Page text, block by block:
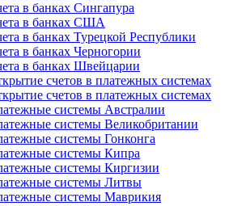
в банках Сингапура
в банках США
в банках Турецкой Республики
в банках Черногории
в банках Швейцарии
счетов в платежных системах
счетов в платежных системах
системы Австралии
системы Великобритании
системы Гонконга
системы Кипра
системы Киргизии
системы Литвы
системы Маврикия